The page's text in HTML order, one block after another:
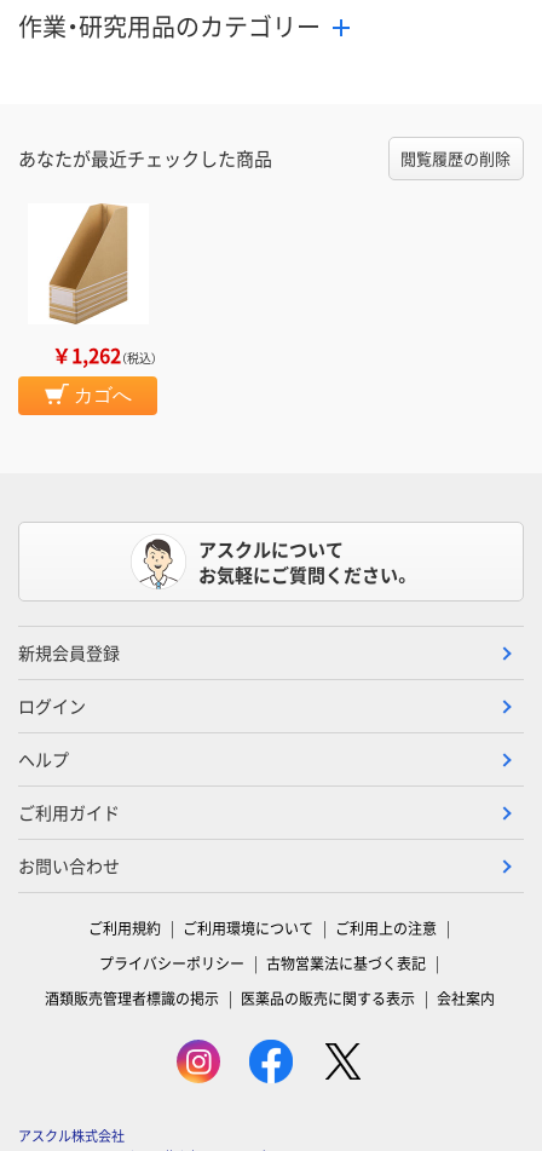
作業・研究用品のカテゴリー
あなたが最近チェックした商品 閲覧履歴の削除
￥1,262（税込）
カゴへ
アスクルについて
お気軽にご質問ください。
新規会員登録
ログイン
ヘルプ
ご利用ガイド
お問い合わせ
ご利用規約 ご利用環境について
ご利用上の注意
プライバシーポリシー
古物営業法に基づく表記
酒類販売管理者標識の掲示
医薬品の販売に関する表示 会社案内
アスクル株式会社